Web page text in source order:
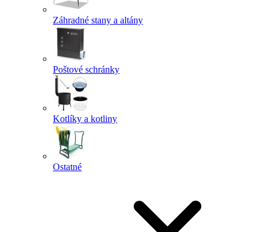
Záhradné stany a altány
Poštové schránky
Kotlíky a kotliny
Ostatné